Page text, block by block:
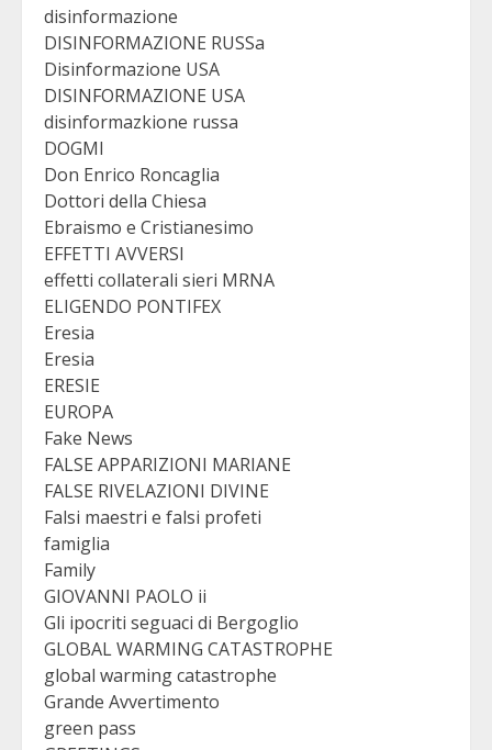
disinformazione
DISINFORMAZIONE RUSSa
Disinformazione USA
DISINFORMAZIONE USA
disinformazkione russa
DOGMI
Don Enrico Roncaglia
Dottori della Chiesa
Ebraismo e Cristianesimo
EFFETTI AVVERSI
effetti collaterali sieri MRNA
ELIGENDO PONTIFEX
Eresia
Eresia
ERESIE
EUROPA
Fake News
FALSE APPARIZIONI MARIANE
FALSE RIVELAZIONI DIVINE
Falsi maestri e falsi profeti
famiglia
Family
GIOVANNI PAOLO ii
Gli ipocriti seguaci di Bergoglio
GLOBAL WARMING CATASTROPHE
global warming catastrophe
Grande Avvertimento
green pass